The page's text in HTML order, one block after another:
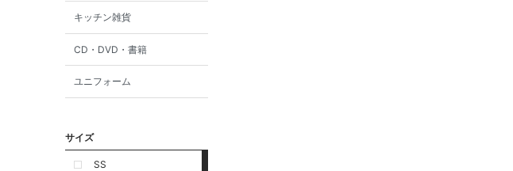
キッチン雑貨
CD・DVD・書籍
ユニフォーム
サイズ
SS